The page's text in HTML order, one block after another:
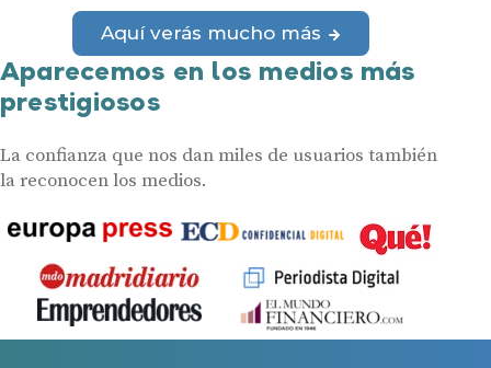
Aquí verás mucho más
Aparecemos en los medios más
prestigiosos
La confianza que nos dan miles de usuarios también
la reconocen los medios.